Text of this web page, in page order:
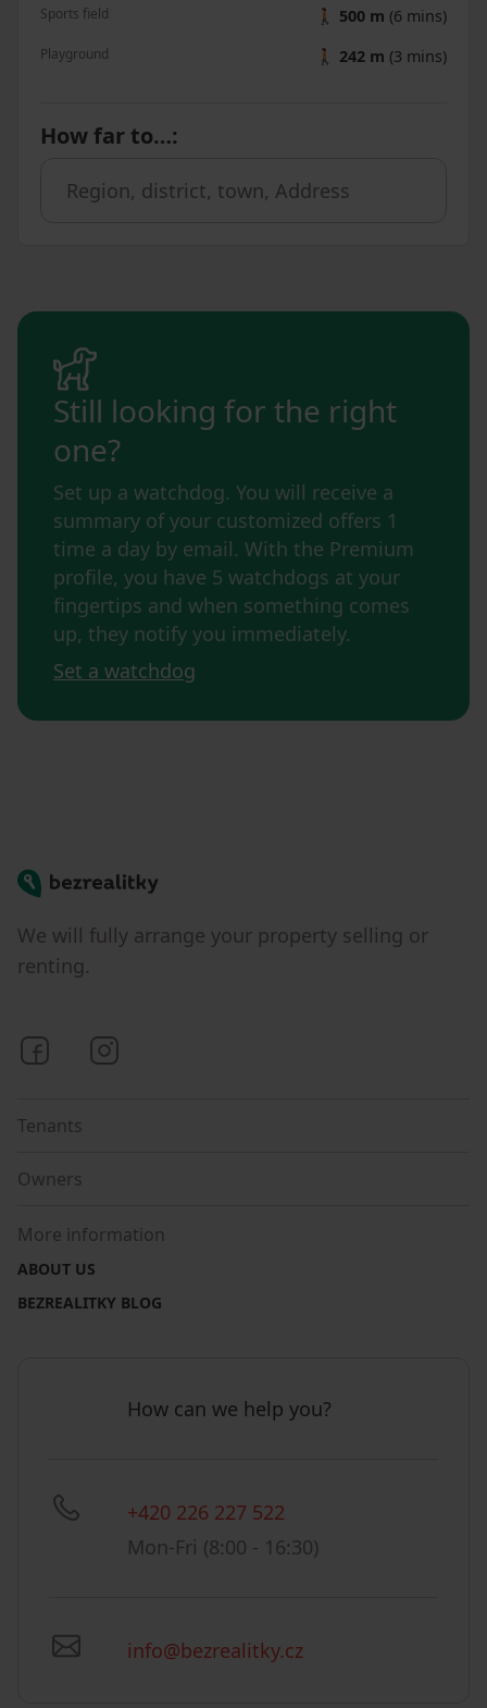
Sports field 🚶 500 m (6 mins)
Playground 🚶 242 m (3 mins)
How far to…:
Still looking for the right
one?
Set up a watchdog. You will receive a
summary of your customized offers 1
time a day by email. With the Premium
profile, you have 5 watchdogs at your
fingertips and when something comes
up, they notify you immediately.
Set a watchdog
Bezrealitky
We will fully arrange your property selling or
renting.
Bezrealitky on Facebook
Tenants
Owners
More information
ABOUT US
BEZREALITKY BLOG
How can we help you?
+420 226 227 522
Mon-Fri (8:00 - 16:30)
info@bezrealitky.cz